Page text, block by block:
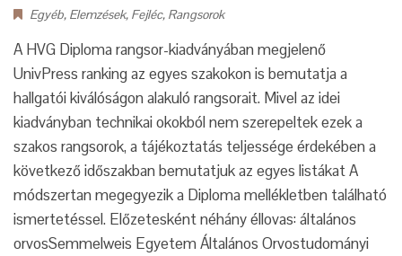
Egyéb, Elemzések, Fejléc, Rangsorok
A HVG Diploma rangsor-kiadványában megjelenő
UnivPress ranking az egyes szakokon is bemutatja a
hallgatói kiválóságon alakuló rangsorait. Mivel az idei
kiadványban technikai okokból nem szerepeltek ezek a
szakos rangsorok, a tájékoztatás teljessége érdekében a
következő időszakban bemutatjuk az egyes listákat A
módszertan megegyezik a Diploma mellékletben található
ismertetéssel. Előzetesként néhány éllovas: általános
orvosSemmelweis Egyetem Általános Orvostudományi